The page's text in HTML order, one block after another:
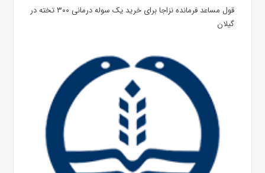
قول مساعد فرمانده نزاجا برای خرید یک سوله درمانی ۳۰۰ تخته در
گیلان